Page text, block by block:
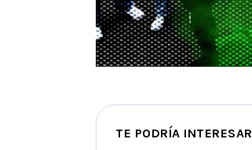
TE PODRÍA INTERESAR